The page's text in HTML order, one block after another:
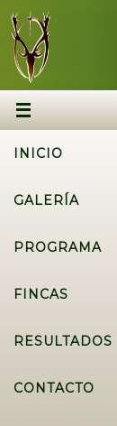
INICIO
GALERÍA
PROGRAMA
FINCAS
RESULTADOS
CONTACTO